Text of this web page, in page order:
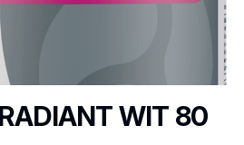
WIT 80